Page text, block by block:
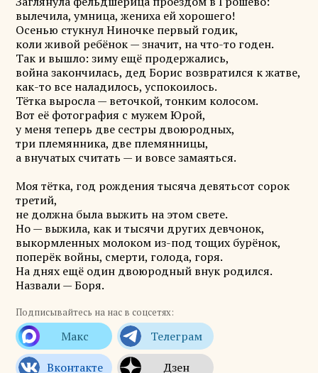
вылечила, умница, жениха ей хорошего!
Осенью стукнул Ниночке первый годик,
коли живой ребёнок — значит, на что-то годен.
Так и вышло: зиму ещё продержались,
война закончилась, дед Борис возвратился к жатве,
как-то все наладилось, успокоилось.
Тётка выросла — веточкой, тонким колосом.
Вот её фотография с мужем Юрой,
у меня теперь две сестры двоюродных,
три племянника, две племянницы,
а внучатых считать — и вовсе замаяться.
Моя тётка, год рождения тысяча девятьсот сорок
третий,
не должна была выжить на этом свете.
Но — выжила, как и тысячи других девчонок,
выкормленных молоком из-под тощих бурёнок,
поперёк войны, смерти, голода, горя.
На днях ещё один двоюродный внук родился.
Назвали — Боря.
Подписывайтесь на нас в соцсетях: